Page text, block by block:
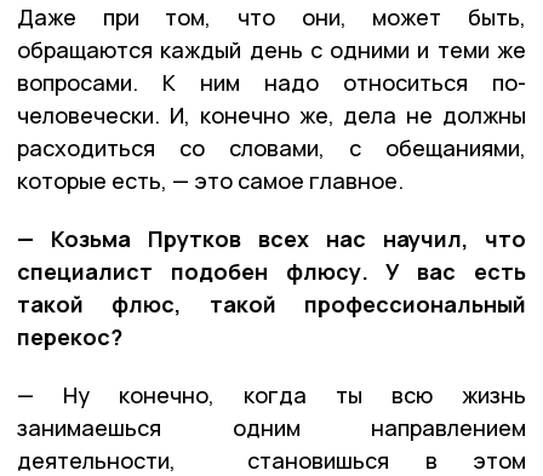
Даже при том, что они, может быть,
обращаются каждый день с одними и теми же
вопросами. К ним надо относиться по-
человечески. И, конечно же, дела не должны
расходиться со словами, с обещаниями,
которые есть, — это самое главное.
— Козьма Прутков всех нас научил, что
специалист подобен флюсу. У вас есть
такой флюс, такой профессиональный
перекос?
— Ну конечно, когда ты всю жизнь
занимаешься одним направлением
деятельности, становишься в этом